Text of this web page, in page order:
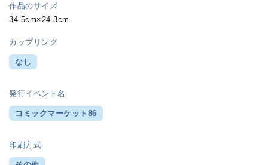
作品のサイズ
34.5cm×24.3cm
カップリング
なし
発行イベント名
コミックマーケット86
印刷方式